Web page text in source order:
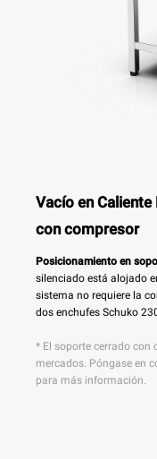
Vacío en Caliente
con compresor
Posicionamiento en
silenciado está alojado
sistema no requiere la
dos enchufes Schuko
* El soporte cerrado con
mercados. Póngase en
para más información.